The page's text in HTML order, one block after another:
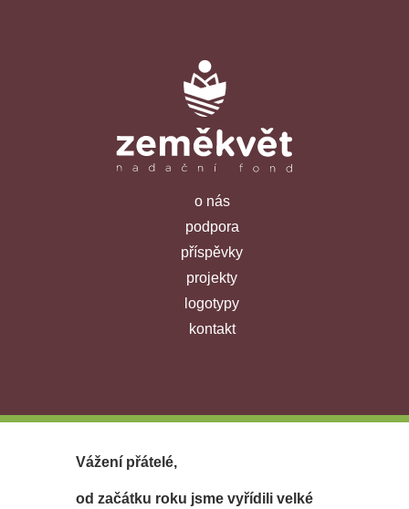
o nás
podpora
příspěvky
projekty
logotypy
kontakt
Vážení přátelé,
od začátku roku jsme vyřídili velké